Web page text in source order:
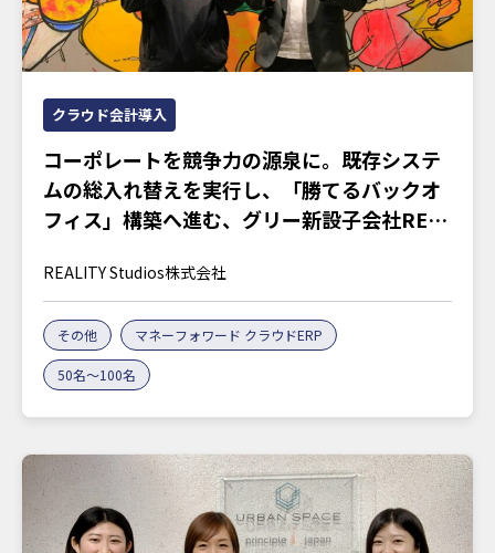
クラウド会計導入
コーポレートを競争力の源泉に。既存システ
ムの総入れ替えを実行し、「勝てるバックオ
フィス」構築へ進む、グリー新設子会社REA
REALITY Studios株式会社
その他 マネーフォワード クラウドERP
50名～100名